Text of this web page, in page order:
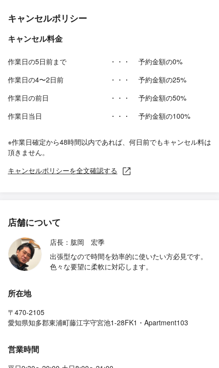
キャンセルポリシー
キャンセル料金
作業日の5日前まで ・・・
予約金額の0%
作業日の4〜2日前
・・・
予約金額の25%
作業日の前日
・・・
予約金額の50%
作業日当日
・・・ 予約金額の100%
※作業日確定から48時間以内であれば、何日前でもキャンセル料は
頂きません。
キャンセルポリシーを全文確認する
店舗について
店長：肱岡 宏季
出張型なので時間を効率的に使いたい方必見です。
色々な要望に柔軟に対応します。
所在地
〒470-2105
愛知県知多郡東浦町藤江字守宮池1-28FK1・Apartment103
営業時間